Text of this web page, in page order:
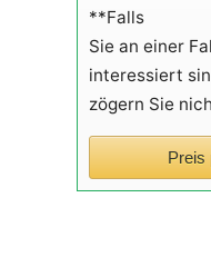
**Falls
Sie an einer
interessiert
zögern Sie
Preis